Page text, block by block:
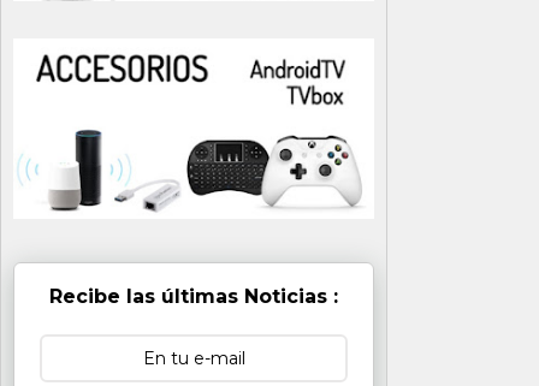
Recibe las últimas Noticias :